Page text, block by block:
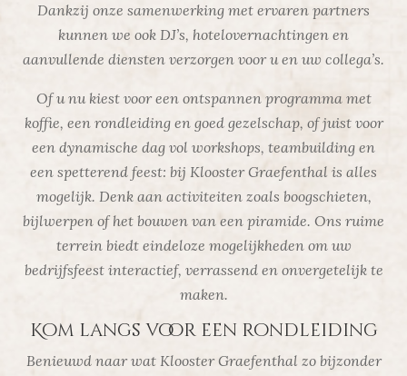
Dankzij onze samenwerking met ervaren partners
kunnen we ook DJ’s, hotelovernachtingen en
aanvullende diensten verzorgen voor u en uw collega’s.
Of u nu kiest voor een ontspannen programma met
koffie, een rondleiding en goed gezelschap, of juist voor
een dynamische dag vol workshops, teambuilding en
een spetterend feest: bij Klooster Graefenthal is alles
mogelijk. Denk aan activiteiten zoals boogschieten,
bijlwerpen of het bouwen van een piramide. Ons ruime
terrein biedt eindeloze mogelijkheden om uw
bedrijfsfeest interactief, verrassend en onvergetelijk te
maken.
Kom langs voor een rondleiding
Benieuwd naar wat Klooster Graefenthal zo bijzonder